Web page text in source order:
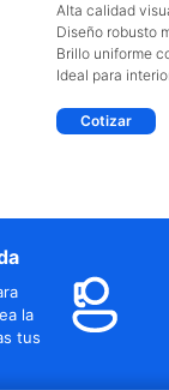
Alta calidad
Diseño robusto
Brillo uniforme
Ideal para
Cotizar
la
tus